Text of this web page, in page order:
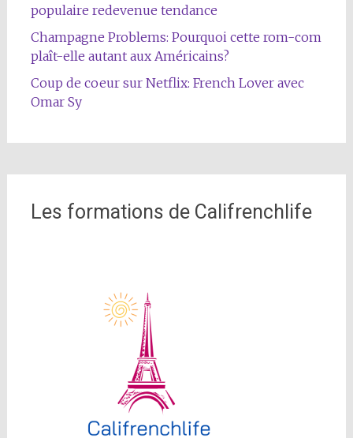
populaire redevenue tendance
Champagne Problems: Pourquoi cette rom-com
plaît-elle autant aux Américains?
Coup de coeur sur Netflix: French Lover avec
Omar Sy
Les formations de Califrenchlife